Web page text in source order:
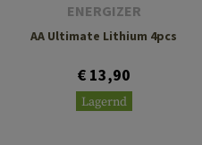
ENERGIZER
AA Ultimate Lithium 4pcs
€ 13,90
Lagernd